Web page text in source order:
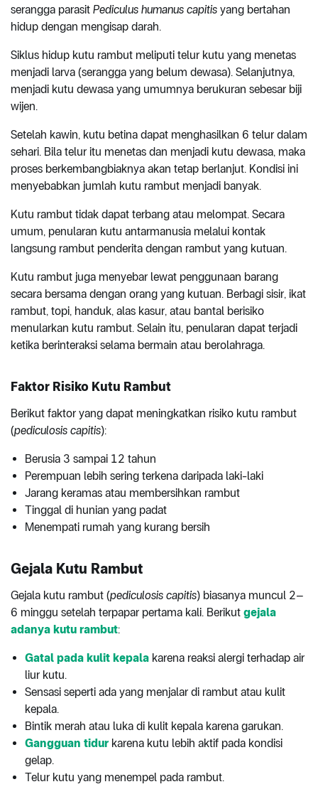
serangga parasit Pediculus humanus capitis yang bertahan
hidup dengan mengisap darah.
Siklus hidup kutu rambut meliputi telur kutu yang menetas
menjadi larva (serangga yang belum dewasa). Selanjutnya,
menjadi kutu dewasa yang umumnya berukuran sebesar biji
wijen.
Setelah kawin, kutu betina dapat menghasilkan 6 telur dalam
sehari. Bila telur itu menetas dan menjadi kutu dewasa, maka
proses berkembangbiaknya akan tetap berlanjut. Kondisi ini
menyebabkan jumlah kutu rambut menjadi banyak.
Kutu rambut tidak dapat terbang atau melompat. Secara
umum, penularan kutu antarmanusia melalui kontak
langsung rambut penderita dengan rambut yang kutuan.
Kutu rambut juga menyebar lewat penggunaan barang
secara bersama dengan orang yang kutuan. Berbagi sisir, ikat
rambut, topi, handuk, alas kasur, atau bantal berisiko
menularkan kutu rambut. Selain itu, penularan dapat terjadi
ketika berinteraksi selama bermain atau berolahraga.
Faktor Risiko Kutu Rambut
Berikut faktor yang dapat meningkatkan risiko kutu rambut
(pediculosis capitis):
Berusia 3 sampai 12 tahun
Perempuan lebih sering terkena daripada laki-laki
Jarang keramas atau membersihkan rambut
Tinggal di hunian yang padat
Menempati rumah yang kurang bersih
Gejala Kutu Rambut
Gejala kutu rambut (pediculosis capitis) biasanya muncul 2–
6 minggu setelah terpapar pertama kali. Berikut gejala
adanya kutu rambut:
Gatal pada kulit kepala karena reaksi alergi terhadap air
liur kutu.
Sensasi seperti ada yang menjalar di rambut atau kulit
kepala.
Bintik merah atau luka di kulit kepala karena garukan.
Gangguan tidur karena kutu lebih aktif pada kondisi
gelap.
Telur kutu yang menempel pada rambut.